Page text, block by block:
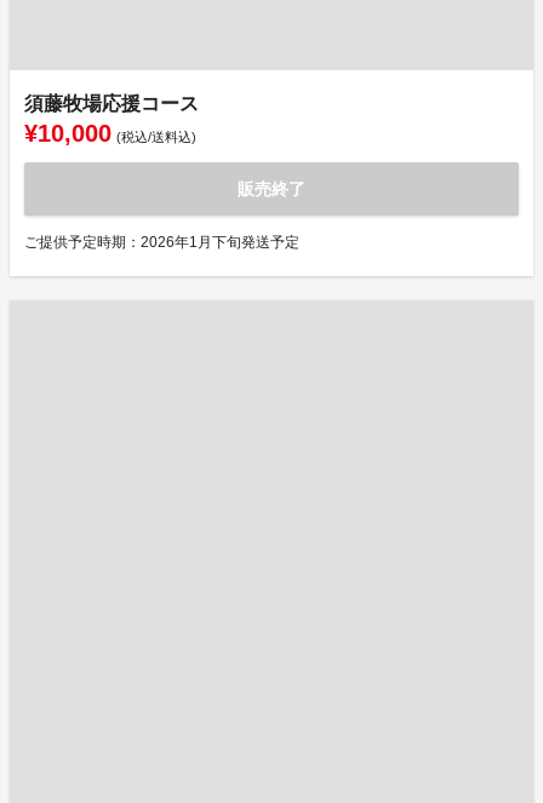
須藤牧場応援コース
¥10,000 (税込/送料込)
販売終了
ご提供予定時期：2026年1月下旬発送予定